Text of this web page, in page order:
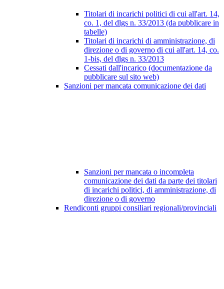
Titolari di incarichi politici di cui all'art. 14,
co. 1, del dlgs n. 33/2013 (da pubblicare in
tabelle)
Titolari di incarichi di amministrazione, di
direzione o di governo di cui all'art. 14, co.
1-bis, del dlgs n. 33/2013
Cessati dall'incarico (documentazione da
pubblicare sul sito web)
Sanzioni per mancata comunicazione dei dati
Sanzioni per mancata o incompleta
comunicazione dei dati da parte dei titolari
di incarichi politici, di amministrazione, di
direzione o di governo
Rendiconti gruppi consiliari regionali/provinciali